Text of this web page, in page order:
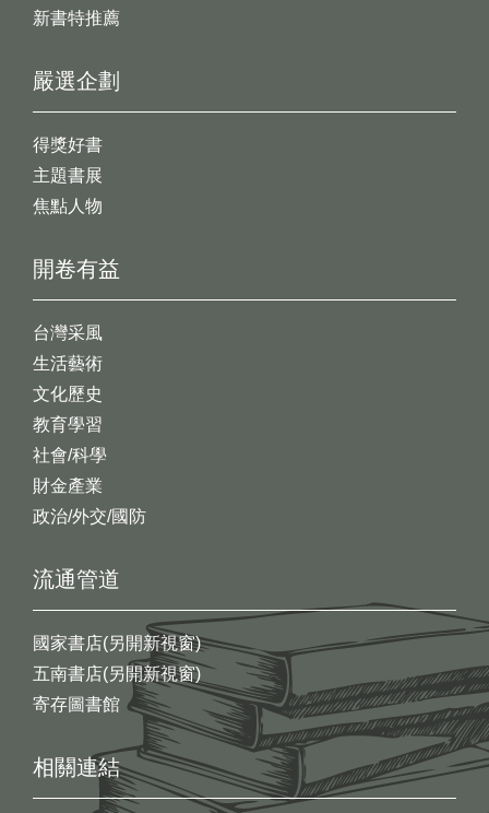
新書特推薦
開卷有益
台灣采風
生活藝術
文化歷史
教育學習
社會/科學
財金產業
政治/外交/國防
嚴選企劃
得獎好書
主題書展
焦點人物
流通管道
國家書店(另開新視窗)
五南書店(另開新視窗)
寄存圖書館
相關連結